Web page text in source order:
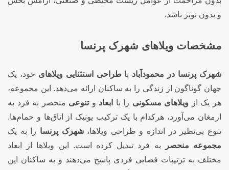
و بدون نویز باشد.
مشخصات ویلاهای شهرک پرنسا
شهرک پرنسا در محمودآباد باطراحی استثنایی ویلاهای خود، یک
جهان گوناگون از زندگی را به ساکنان ارائه می‌دهد. این مجموعه،
هر یک از ویلاهای مسکونی را با ابعاد وتنوعی منحصر به فرد به
ارمغان می‌آورد، هرکدام با یک ترکیب یونیک از اتاق‌ها و حمام‌ها.
تنوع بی‌نظیر در اندازه و طراحی ویلاها،شهرک پرنسا را به یک
مجموعه منحصر
به فرد تبدیل کرده است. این ویلاها از ابعاد
مختلف به ترتیبات فضایی فردی پاسخ می‌دهند و به ساکنان این